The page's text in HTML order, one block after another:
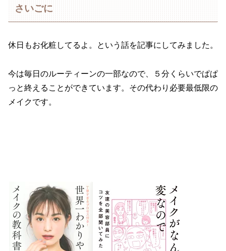
さいごに
休日もお化粧してるよ。という話を記事にしてみました。
今は毎日のルーティーンの一部なので、５分くらいでぱぱ
っと終えることができています。その代わり必要最低限の
メイクです。